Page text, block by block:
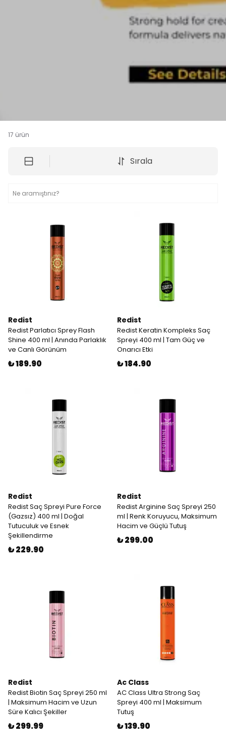
17 ürün
Sırala
Redist
Redist Parlatıcı Sprey Flash
Shine 400 ml | Anında Parlaklık
ve Canlı Görünüm
₺ 189.90
Redist
Redist Keratin Kompleks Saç
Spreyi 400 ml | Tam Güç ve
Onarıcı Etki
₺ 184.90
Redist
Redist Saç Spreyi Pure Force
(Gazsız) 400 ml | Doğal
Tutuculuk ve Esnek
Şekillendirme
₺ 229.90
Redist
Redist Arginine Saç Spreyi 250
ml | Renk Koruyucu, Maksimum
Hacim ve Güçlü Tutuş
₺ 299.00
Redist
Redist Biotin Saç Spreyi 250 ml
| Maksimum Hacim ve Uzun
Süre Kalıcı Şekiller
₺ 299.99
Ac Class
AC Class Ultra Strong Saç
Spreyi 400 ml | Maksimum
Tutuş
₺ 139.90